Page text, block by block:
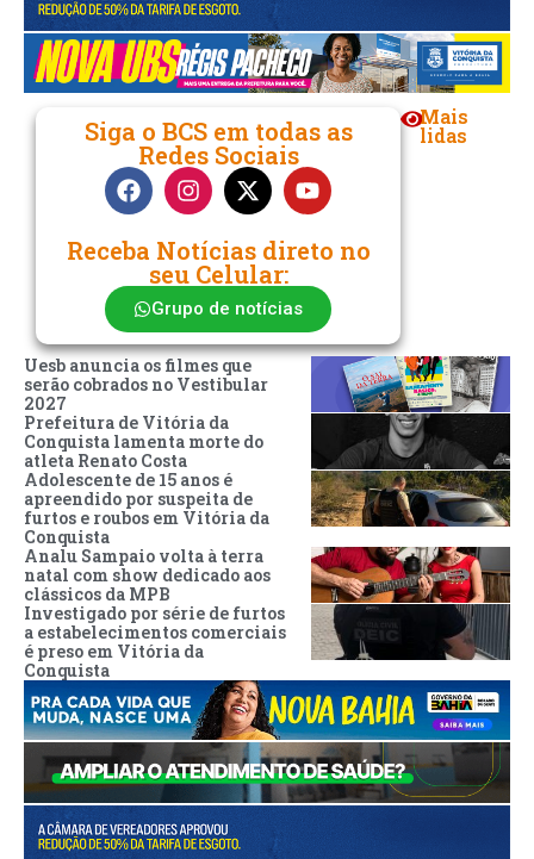
Siga o BCS em todas as
Redes Sociais
Receba Notícias direto no
seu Celular:
Grupo de notícias
Mais
lidas
Uesb anuncia os filmes que
serão cobrados no Vestibular
2027
Prefeitura de Vitória da
Conquista lamenta morte do
atleta Renato Costa
Adolescente de 15 anos é
apreendido por suspeita de
furtos e roubos em Vitória da
Conquista
Analu Sampaio volta à terra
natal com show dedicado aos
clássicos da MPB
Investigado por série de furtos
a estabelecimentos comerciais
é preso em Vitória da
Conquista